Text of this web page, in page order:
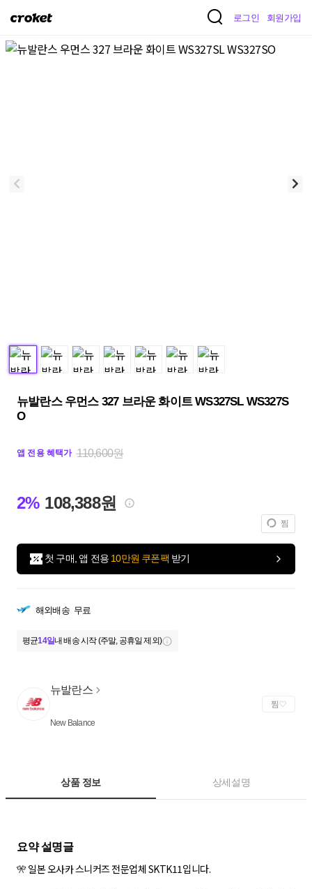
크
켓
로그인 회원가입
뉴발란스 우먼스 327 브라운 화이트 WS327SL WS327S
O
앱 전용 혜택가 110,600원
2% 108,388원
찜
첫 구매, 앱 전용 10만원 쿠폰팩 받기
해외배송 무료
평균14일내 배송 시작 (주말, 공휴일 제외)
뉴발란스
New Balance
찜
상품 정보 상세설명
요약 설명글
🎌 일본 오사카 스니커즈 전문업체 SKTK11입니다.